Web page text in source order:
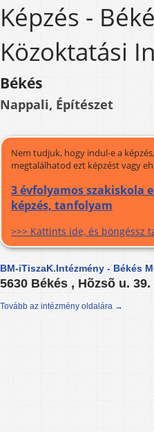
Képzés -
Közoktatási
Békés
Nappali, Építészet
Nem tudjuk, hogy indul-e a
megtalálhatod ezt képzést vagy
3 évfolyamos szakiskola
képzés, tanfolyam
>>> Kattints ide, és böngéssz
BM-iTiszaK.Intézmény - Békés
5630 Békés , Hõzsõ u. 39.
Tovább az intézmény oldalára →